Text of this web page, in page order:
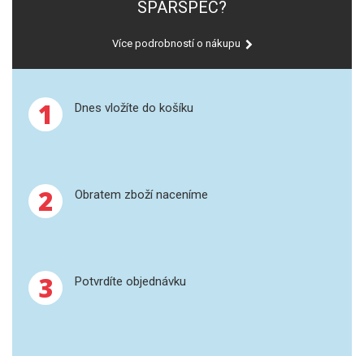
MS/SPM
PŘÍSLUŠENSTVÍ PRO MS
SUBSTRÁTY
TERS
SPARSPEC?
Více podrobností o nákupu
1 Dnes vložíte do košíku
2 Obratem zboží naceníme
3 Potvrdíte objednávku